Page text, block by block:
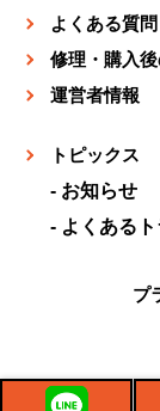
よくある質問
修理・購入
運営者情報
トピックス
お知らせ
よくある
プ